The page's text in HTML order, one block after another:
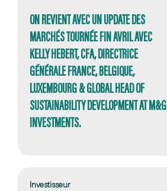
ON REVIENT AVEC UN UPDATE DES
MARCHÉS TOURNÉE FIN AVRIL AVEC
KELLY HEBERT, CFA, DIRECTRICE
GÉNÉRALE FRANCE, BELGIQUE,
LUXEMBOURG & GLOBAL HEAD OF
SUSTAINABILITY DEVELOPMENT AT M&G
INVESTMENTS.
Investisseur